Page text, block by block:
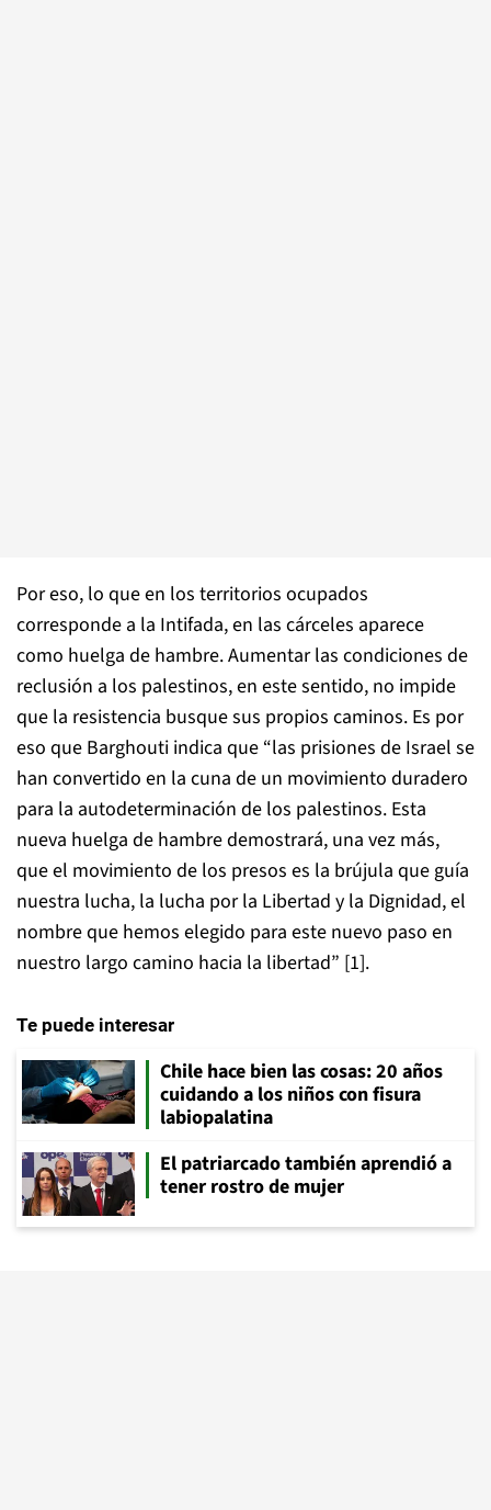
Por eso, lo que en los territorios ocupados
corresponde a la Intifada, en las cárceles aparece
como huelga de hambre. Aumentar las condiciones de
reclusión a los palestinos, en este sentido, no impide
que la resistencia busque sus propios caminos. Es por
eso que Barghouti indica que “las prisiones de Israel se
han convertido en la cuna de un movimiento duradero
para la autodeterminación de los palestinos. Esta
nueva huelga de hambre demostrará, una vez más,
que el movimiento de los presos es la brújula que guía
nuestra lucha, la lucha por la Libertad y la Dignidad, el
nombre que hemos elegido para este nuevo paso en
nuestro largo camino hacia la libertad” [1].
Te puede interesar
Chile hace bien las cosas: 20 años
cuidando a los niños con fisura
labiopalatina
El patriarcado también aprendió a
tener rostro de mujer